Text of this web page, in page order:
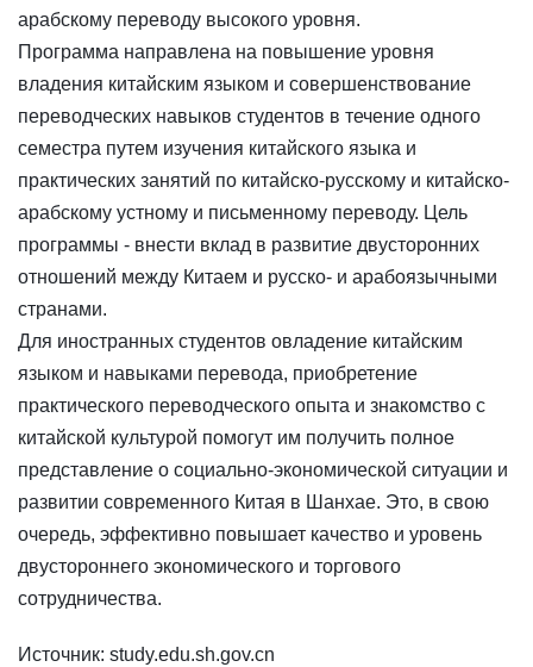
арабскому переводу высокого уровня.
Программа направлена на повышение уровня
владения китайским языком и совершенствование
переводческих навыков студентов в течение одного
семестра путем изучения китайского языка и
практических занятий по китайско-русскому и китайско-
арабскому устному и письменному переводу. Цель
программы - внести вклад в развитие двусторонних
отношений между Китаем и русско- и арабоязычными
странами.
Для иностранных студентов овладение китайским
языком и навыками перевода, приобретение
практического переводческого опыта и знакомство с
китайской культурой помогут им получить полное
представление о социально-экономической ситуации и
развитии современного Китая в Шанхае. Это, в свою
очередь, эффективно повышает качество и уровень
двустороннего экономического и торгового
сотрудничества.
Источник: study.edu.sh.gov.cn